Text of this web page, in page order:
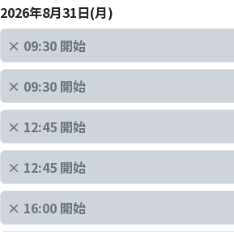
2026年8月31日(月)
× 09:30 開始
× 09:30 開始
× 12:45 開始
× 12:45 開始
× 16:00 開始